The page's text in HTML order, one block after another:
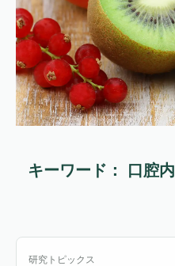
キーワード： 口腔内
研究トピックス